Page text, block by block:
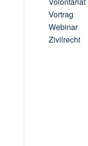
Vortrag
Webinar
Zivilrecht